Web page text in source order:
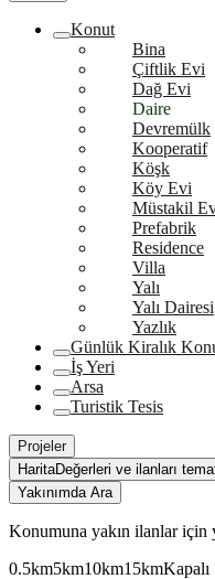
Konut
Bina
Çiftlik Evi
Dağ Evi
Daire
Devremülk
Kooperatif
Köşk
Köy Evi
Müstakil
Prefabrik
Residence
Villa
Yalı
Yalı Dairesi
Yazlık
Günlük Kiralık
İş Yeri
Arsa
Turistik Tesis
Projeler
HaritaDeğerleri ve ilanları
Yakınımda Ara
Konumuna yakın ilanlar için
0.5km5km10km15kmKapalı